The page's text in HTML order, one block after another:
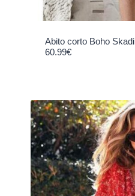
Abito corto Boho Skadi
60.99€